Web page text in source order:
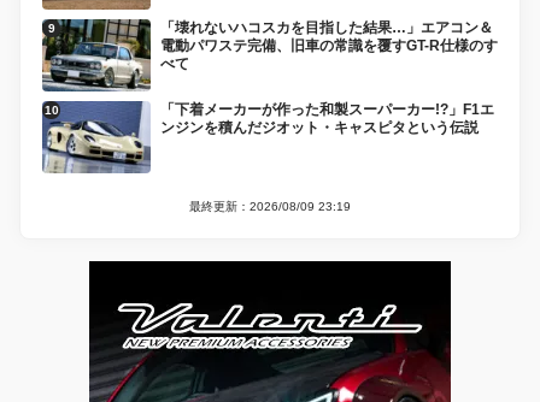
「壊れないハコスカを目指した結果…」エアコン＆
電動パワステ完備、旧車の常識を覆すGT-R仕様のす
べて
「下着メーカーが作った和製スーパーカー!?」F1エ
ンジンを積んだジオット・キャスピタという伝説
最終更新：2026/08/09 23:19